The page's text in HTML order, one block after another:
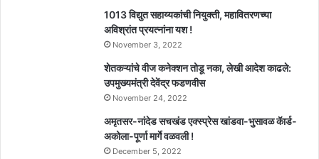
1013 विद्युत सहाय्यकांची नियुक्ती, महावितरणच्या
अविश्रांत प्रयत्नांना यश !
November 3, 2022
शेतकऱ्यांचे वीज कनेक्शन तोडू नका, लेखी आदेश काढले:
उपमुख्यमंत्री देवेंद्र फडणवीस
November 24, 2022
अमृतसर-नांदेड सचखंड एक्स्प्रेस खांडवा-भुसावळ कॅार्ड-
अकोला-पूर्णा मार्गे वळवली !
December 5, 2022